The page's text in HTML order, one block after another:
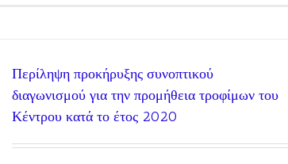
Περίληψη προκήρυξης συνοπτικού
διαγωνισμού για την προμήθεια τροφίμων του
Κέντρου κατά το έτος 2020